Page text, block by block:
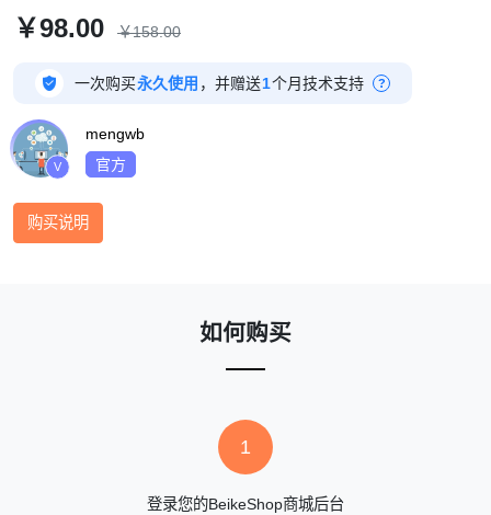
￥98.00 ￥158.00
 一次购买永久使用 ，并赠送1个月技术支持 ?
V
mengwb
官方
购买说明
如何购买
1
登录您的BeikeShop商城后台